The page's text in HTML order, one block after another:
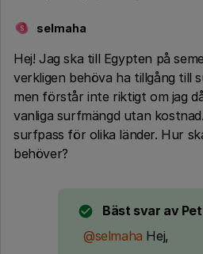
S selmaha
Hej! Jag ska till Egypten på
verkligen behöva ha tillgång till
men förstår inte riktigt om jag
vanliga surfmängd utan
surfpass för olika länder. Hur
behöver?
Bäst svar av
@selmaha Hej,